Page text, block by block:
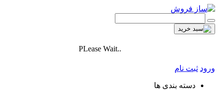
PLease Wait..
ورود ثبت نام
دسته بندی ها